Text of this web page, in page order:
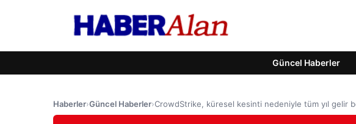
Güncel Haberler
Haberler›Güncel Haberler›CrowdStrike, küresel kesinti nedeniyle tüm yıl gelir